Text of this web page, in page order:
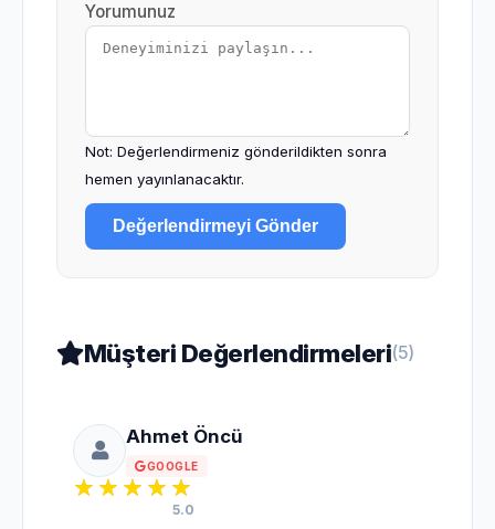
Yorumunuz
Not: Değerlendirmeniz gönderildikten sonra
hemen yayınlanacaktır.
Değerlendirmeyi Gönder
Müşteri Değerlendirmeleri(5)
Ahmet Öncü
GOOGLE
5.0